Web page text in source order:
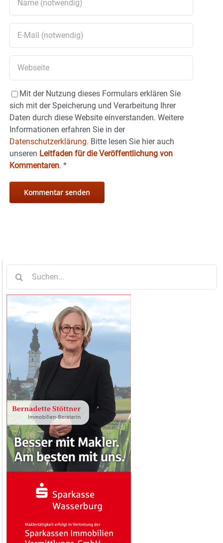
Mit der Nutzung dieses Formulars erklären Sie
sich mit der Speicherung und Verarbeitung Ihrer
Daten durch diese Website einverstanden. Weitere
Informationen erfahren Sie in der
Datenschutzerklärung. Bitte lesen Sie hier auch
unseren Leitfaden für die Veröffentlichung von
Kommentaren. *
nach: